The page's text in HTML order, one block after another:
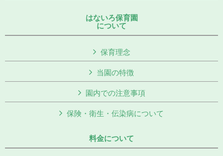
はないろ保育園
について
保育理念
当園の特徴
園内での注意事項
保険・衛生・伝染病について
料金について